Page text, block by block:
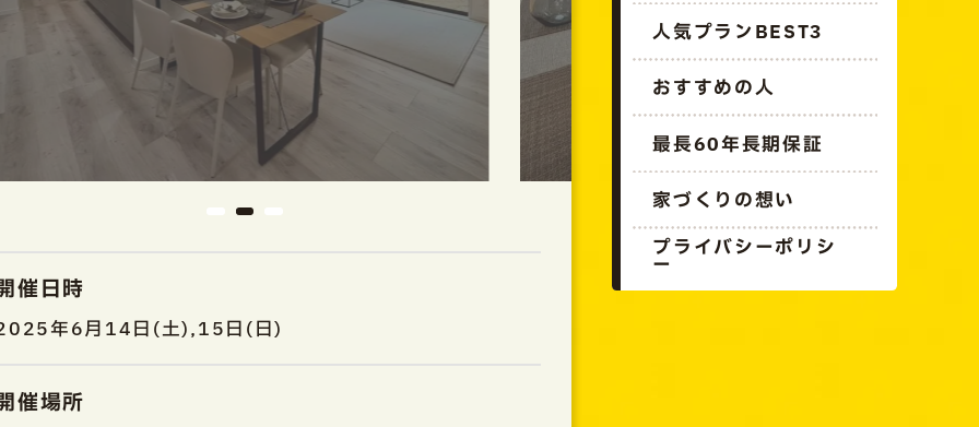
人気プランBEST3
おすすめの人
最長60年長期保証
家づくりの想い
プライバシーポリシ
ー
催日時
年6月14日(土),15日(日)
催場所